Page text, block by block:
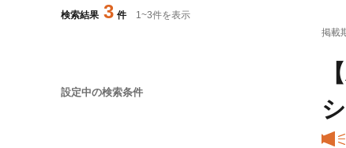
検索結果 3 件 1~3件を表示
設定中の検索条件
掲載